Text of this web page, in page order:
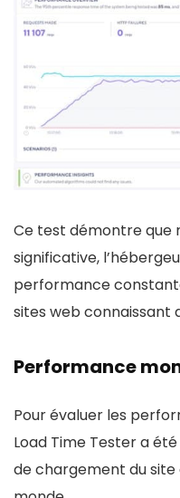
Ce test démontre que
significative,
performance
sites web connaissant
Performance
Pour évaluer les
Load Time Tester a
de chargement du